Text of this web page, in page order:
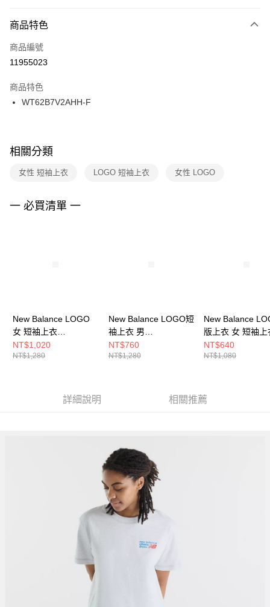
３．安心：先確認商品／服務後，再付款。
【「AFTEE先享後付」結帳流程】
１．於結帳方式選擇「AFTEE先享後付」後，將跳轉至「AFTEE先享後付」
２．訂單成立數日內，您將收到繳費通知簡訊。
３．收到繳費通知簡訊後14天內，點擊此簡訊中的連結，可透過四大超商／
ATM／網路銀行／等多元方式進行付款，方視為交易完成。
※ 交易是否成功請以「AFTEE先享後付 」之結帳頁面顯示為準，若有關於
是否繳費成功／繳費後需取消欲退款等相關疑問，請聯繫「AFTEE先享後付
客戶支援中心」https://netprotections.freshdesk.com/support/home
１．透過由恩沛科技股份有限公司提供之「AFTEE先享後付」服務完成之交
易，需依本服務之必要範圍內提供個人資料，並將交易相關給付款項請求債
５．嚴禁一人註冊多個帳號或使用他人資訊註冊。若發現惡意使用之情形，
恩沛科技股份有限公司將有權停止該用戶之使用額度並採取法律行動。
每筆NT$100，滿NT$1,500(含以上)免運費
宅配
每筆NT$100，滿NT$1,500(含以上)免運費
付款後門市自取
每筆NT$100，滿NT$1,500(含以上)免運費
商品特色
商品編號
11955023
商品特色
WT62B7V2AHH-F
相關分類
女性 短袖上衣 LOGO 短袖上衣 女性 LOGO
一 必買清單 一
New Balance LOGO
女 短袖上衣
WT62B7V2DNT-F
NT$1,020
NT$1,280
New Balance LOGO短
袖上衣 男
MT41533HAY-F
NT$760
NT$1,280
New Balance
版上衣 女 短袖上
WT53526GAS-F
NT$640
NT$1,080
詳細說明 相關推薦